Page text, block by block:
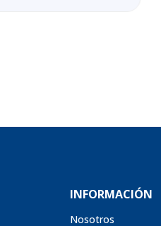
INFORMACIÓN
Nosotros